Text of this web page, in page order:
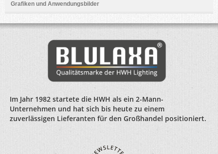
Grafiken und Anwendungsbilder
Im Jahr 1982 startete die HWH als ein 2-Mann-
Unternehmen und hat sich bis heute zu einem
zuverlässigen Lieferanten für den Großhandel positioniert.